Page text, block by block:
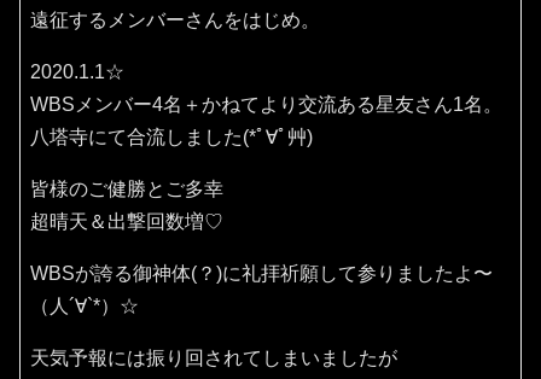
遠征するメンバーさんをはじめ。
2020.1.1☆
WBSメンバー4名＋かねてより交流ある星友さん1名。
八塔寺にて合流しました(*ﾟ∀ﾟ艸)
皆様のご健勝とご多幸
超晴天＆出撃回数増♡
WBSが誇る御神体(？)に礼拝祈願して参りましたよ〜
（人´∀`*）☆
天気予報には振り回されてしまいましたが